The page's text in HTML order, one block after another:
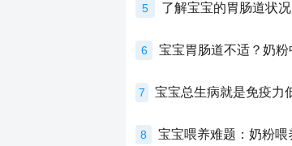
5 了解宝宝的胃肠道状况
6
7
8